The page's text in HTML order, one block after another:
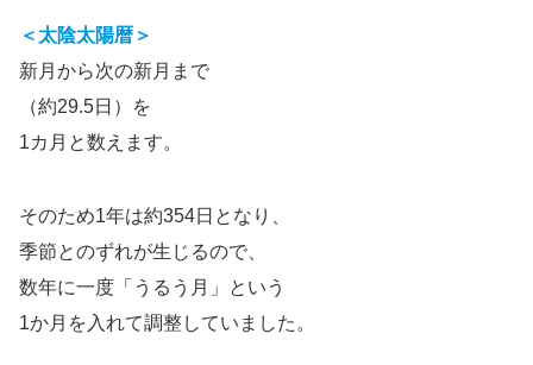
＜ 太陰太陽暦＞
新月から次の新月まで
（約29.5日）を
1カ月と数えます。
そのため1年は約354日となり、
季節とのずれが生じるので、
数年に一度「うるう月」という
1か月を入れて調整していました。